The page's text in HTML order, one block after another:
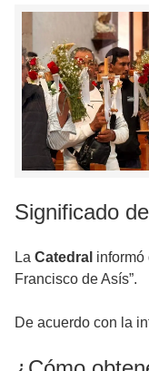
Significado
La Catedral informó
Francisco de Asís”.
De acuerdo con la